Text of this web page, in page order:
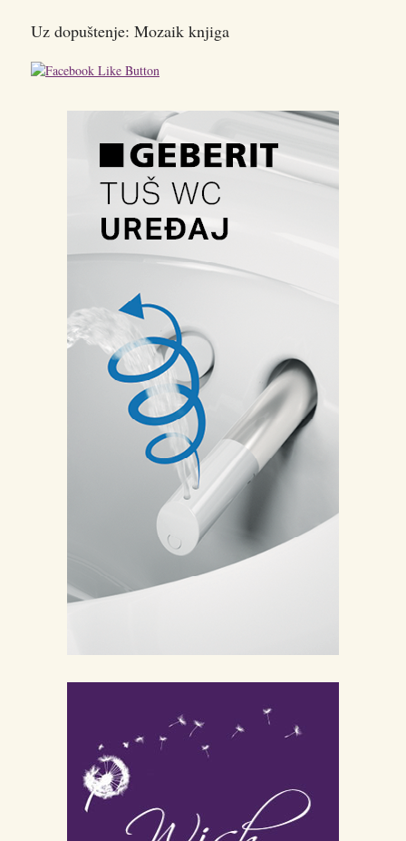
Uz dopuštenje: Mozaik knjiga